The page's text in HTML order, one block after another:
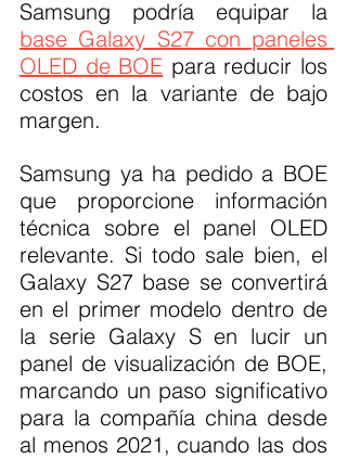
base Galaxy S27 con paneles
OLED de BOE para reducir los
costos en la variante de bajo
margen.
Samsung ya ha pedido a BOE
que proporcione información
técnica sobre el panel OLED
relevante. Si todo sale bien, el
Galaxy S27 base se convertirá
en el primer modelo dentro de
la serie Galaxy S en lucir un
panel de visualización de BOE,
marcando un paso significativo
para la compañía china desde
al menos 2021, cuando las dos